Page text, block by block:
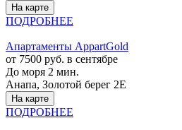
На карте
ПОДРОБНЕЕ
Апартаменты AppartGold
от 7500 руб. в сентябре
До моря 2 мин.
Анапа, Золотой берег 2Е
На карте
ПОДРОБНЕЕ